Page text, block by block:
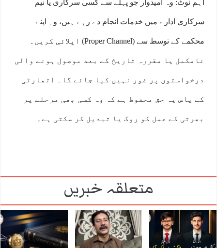
اہم نوٹ: وہ امیدوار جو پہلے سے کسی سرکاری یا نیم
سرکاری ادارے میں خدمات انجام دے رہے ہیں، وہ اپنے
محکمے کے توسط سے (Proper Channel) اپلائی کریں۔
نامکمل یا مقررہ تاریخ کے بعد موصول ہونے والی
درخواستوں پر غور نہیں کیا جائے گا۔ اتھارٹی
کے پاس یہ حق محفوظ ہے کہ وہ کسی بھی مرحلے پر
بھرتی کے عمل کو روک یا تبدیل کر سکتی ہے۔
متعلقہ خبریں